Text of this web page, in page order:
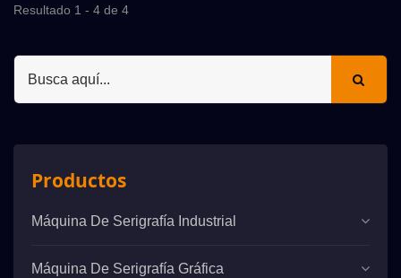
Resultado 1 - 4 de 4
Productos
Máquina De Serigrafía Industrial
Máquina De Serigrafía Gráfica